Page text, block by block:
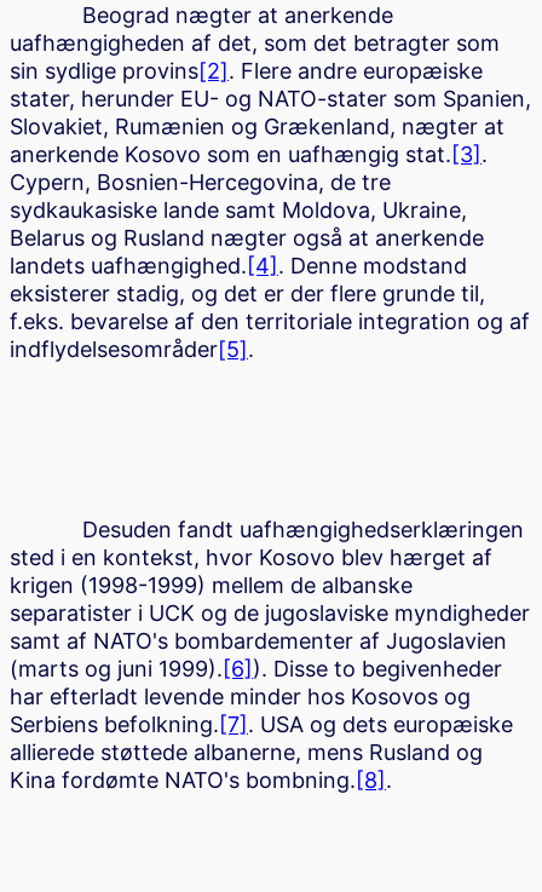
Beograd nægter at anerkende
uafhængigheden af det, som det betragter som
sin sydlige provins[2]. Flere andre europæiske
stater, herunder EU- og NATO-stater som Spanien,
Slovakiet, Rumænien og Grækenland, nægter at
anerkende Kosovo som en uafhængig stat.[3] .
Cypern, Bosnien-Hercegovina, de tre
sydkaukasiske lande samt Moldova, Ukraine,
Belarus og Rusland nægter også at anerkende
landets uafhængighed.[4] . Denne modstand
eksisterer stadig, og det er der flere grunde til,
f.eks. bevarelse af den territoriale integration og af
indflydelsesområder[5].
Desuden fandt uafhængighedserklæringen
sted i en kontekst, hvor Kosovo blev hærget af
krigen (1998-1999) mellem de albanske
separatister i UCK og de jugoslaviske myndigheder
samt af NATO's bombardementer af Jugoslavien
(marts og juni 1999).[6] ). Disse to begivenheder
har efterladt levende minder hos Kosovos og
Serbiens befolkning.[7] . USA og dets europæiske
allierede støttede albanerne, mens Rusland og
Kina fordømte NATO's bombning.[8] .